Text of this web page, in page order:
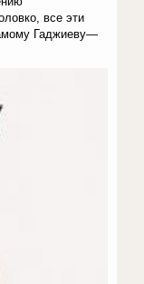
все эти
Гаджиеву—